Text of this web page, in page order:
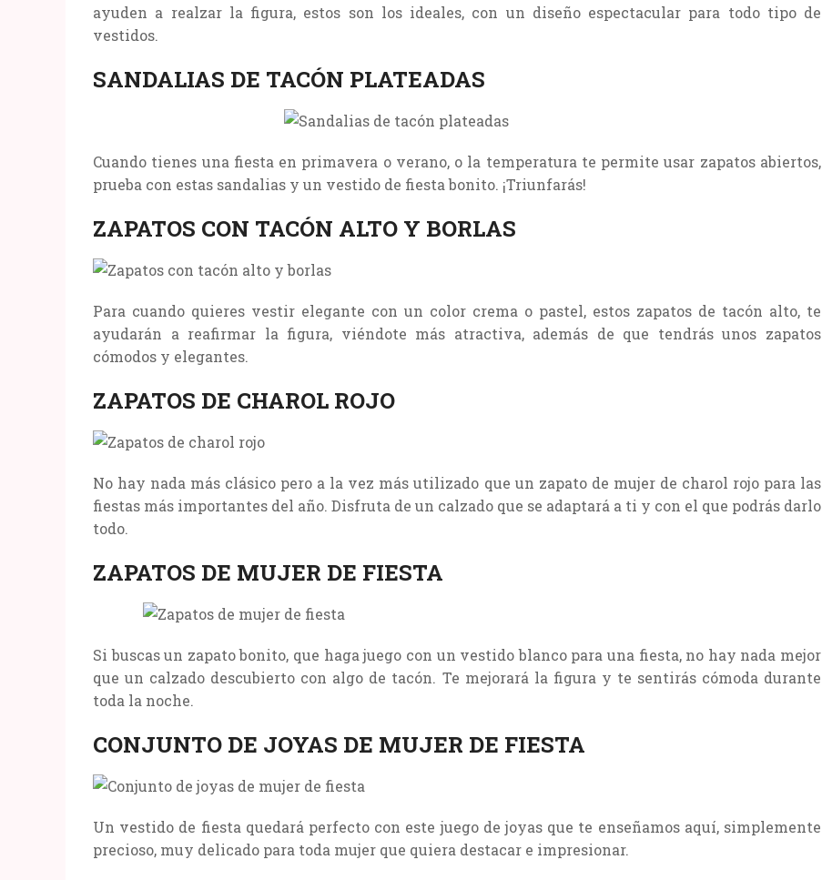
ayuden a realzar la figura, estos son los ideales, con un diseño espectacular para todo tipo de
vestidos.
SANDALIAS DE TACÓN PLATEADAS
Cuando tienes una fiesta en primavera o verano, o la temperatura te permite usar zapatos abiertos,
prueba con estas sandalias y un vestido de fiesta bonito. ¡Triunfarás!
ZAPATOS CON TACÓN ALTO Y BORLAS
Para cuando quieres vestir elegante con un color crema o pastel, estos zapatos de tacón alto, te
ayudarán a reafirmar la figura, viéndote más atractiva, además de que tendrás unos zapatos
cómodos y elegantes.
ZAPATOS DE CHAROL ROJO
No hay nada más clásico pero a la vez más utilizado que un zapato de mujer de charol rojo para las
fiestas más importantes del año. Disfruta de un calzado que se adaptará a ti y con el que podrás darlo
todo.
ZAPATOS DE MUJER DE FIESTA
Si buscas un zapato bonito, que haga juego con un vestido blanco para una fiesta, no hay nada mejor
que un calzado descubierto con algo de tacón. Te mejorará la figura y te sentirás cómoda durante
toda la noche.
CONJUNTO DE JOYAS DE MUJER DE FIESTA
Un vestido de fiesta quedará perfecto con este juego de joyas que te enseñamos aquí, simplemente
precioso, muy delicado para toda mujer que quiera destacar e impresionar.